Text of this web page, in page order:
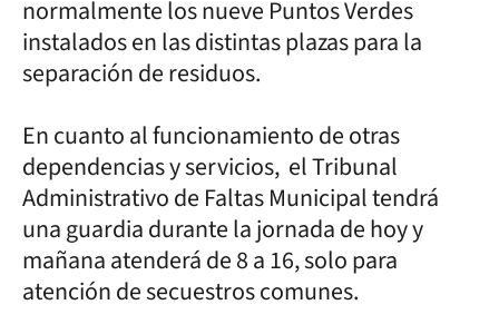
normalmente los nueve Puntos Verdes
instalados en las distintas plazas para la
separación de residuos.
En cuanto al funcionamiento de otras
dependencias y servicios, el Tribunal
Administrativo de Faltas Municipal tendrá
una guardia durante la jornada de hoy y
mañana atenderá de 8 a 16, solo para
atención de secuestros comunes.